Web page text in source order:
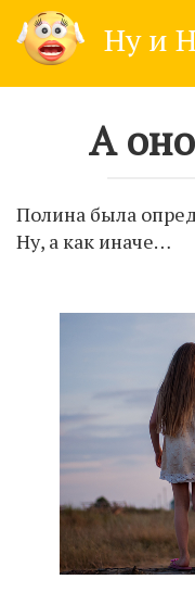
content
Ну и
А
Полина была
Ну, а как иначе…